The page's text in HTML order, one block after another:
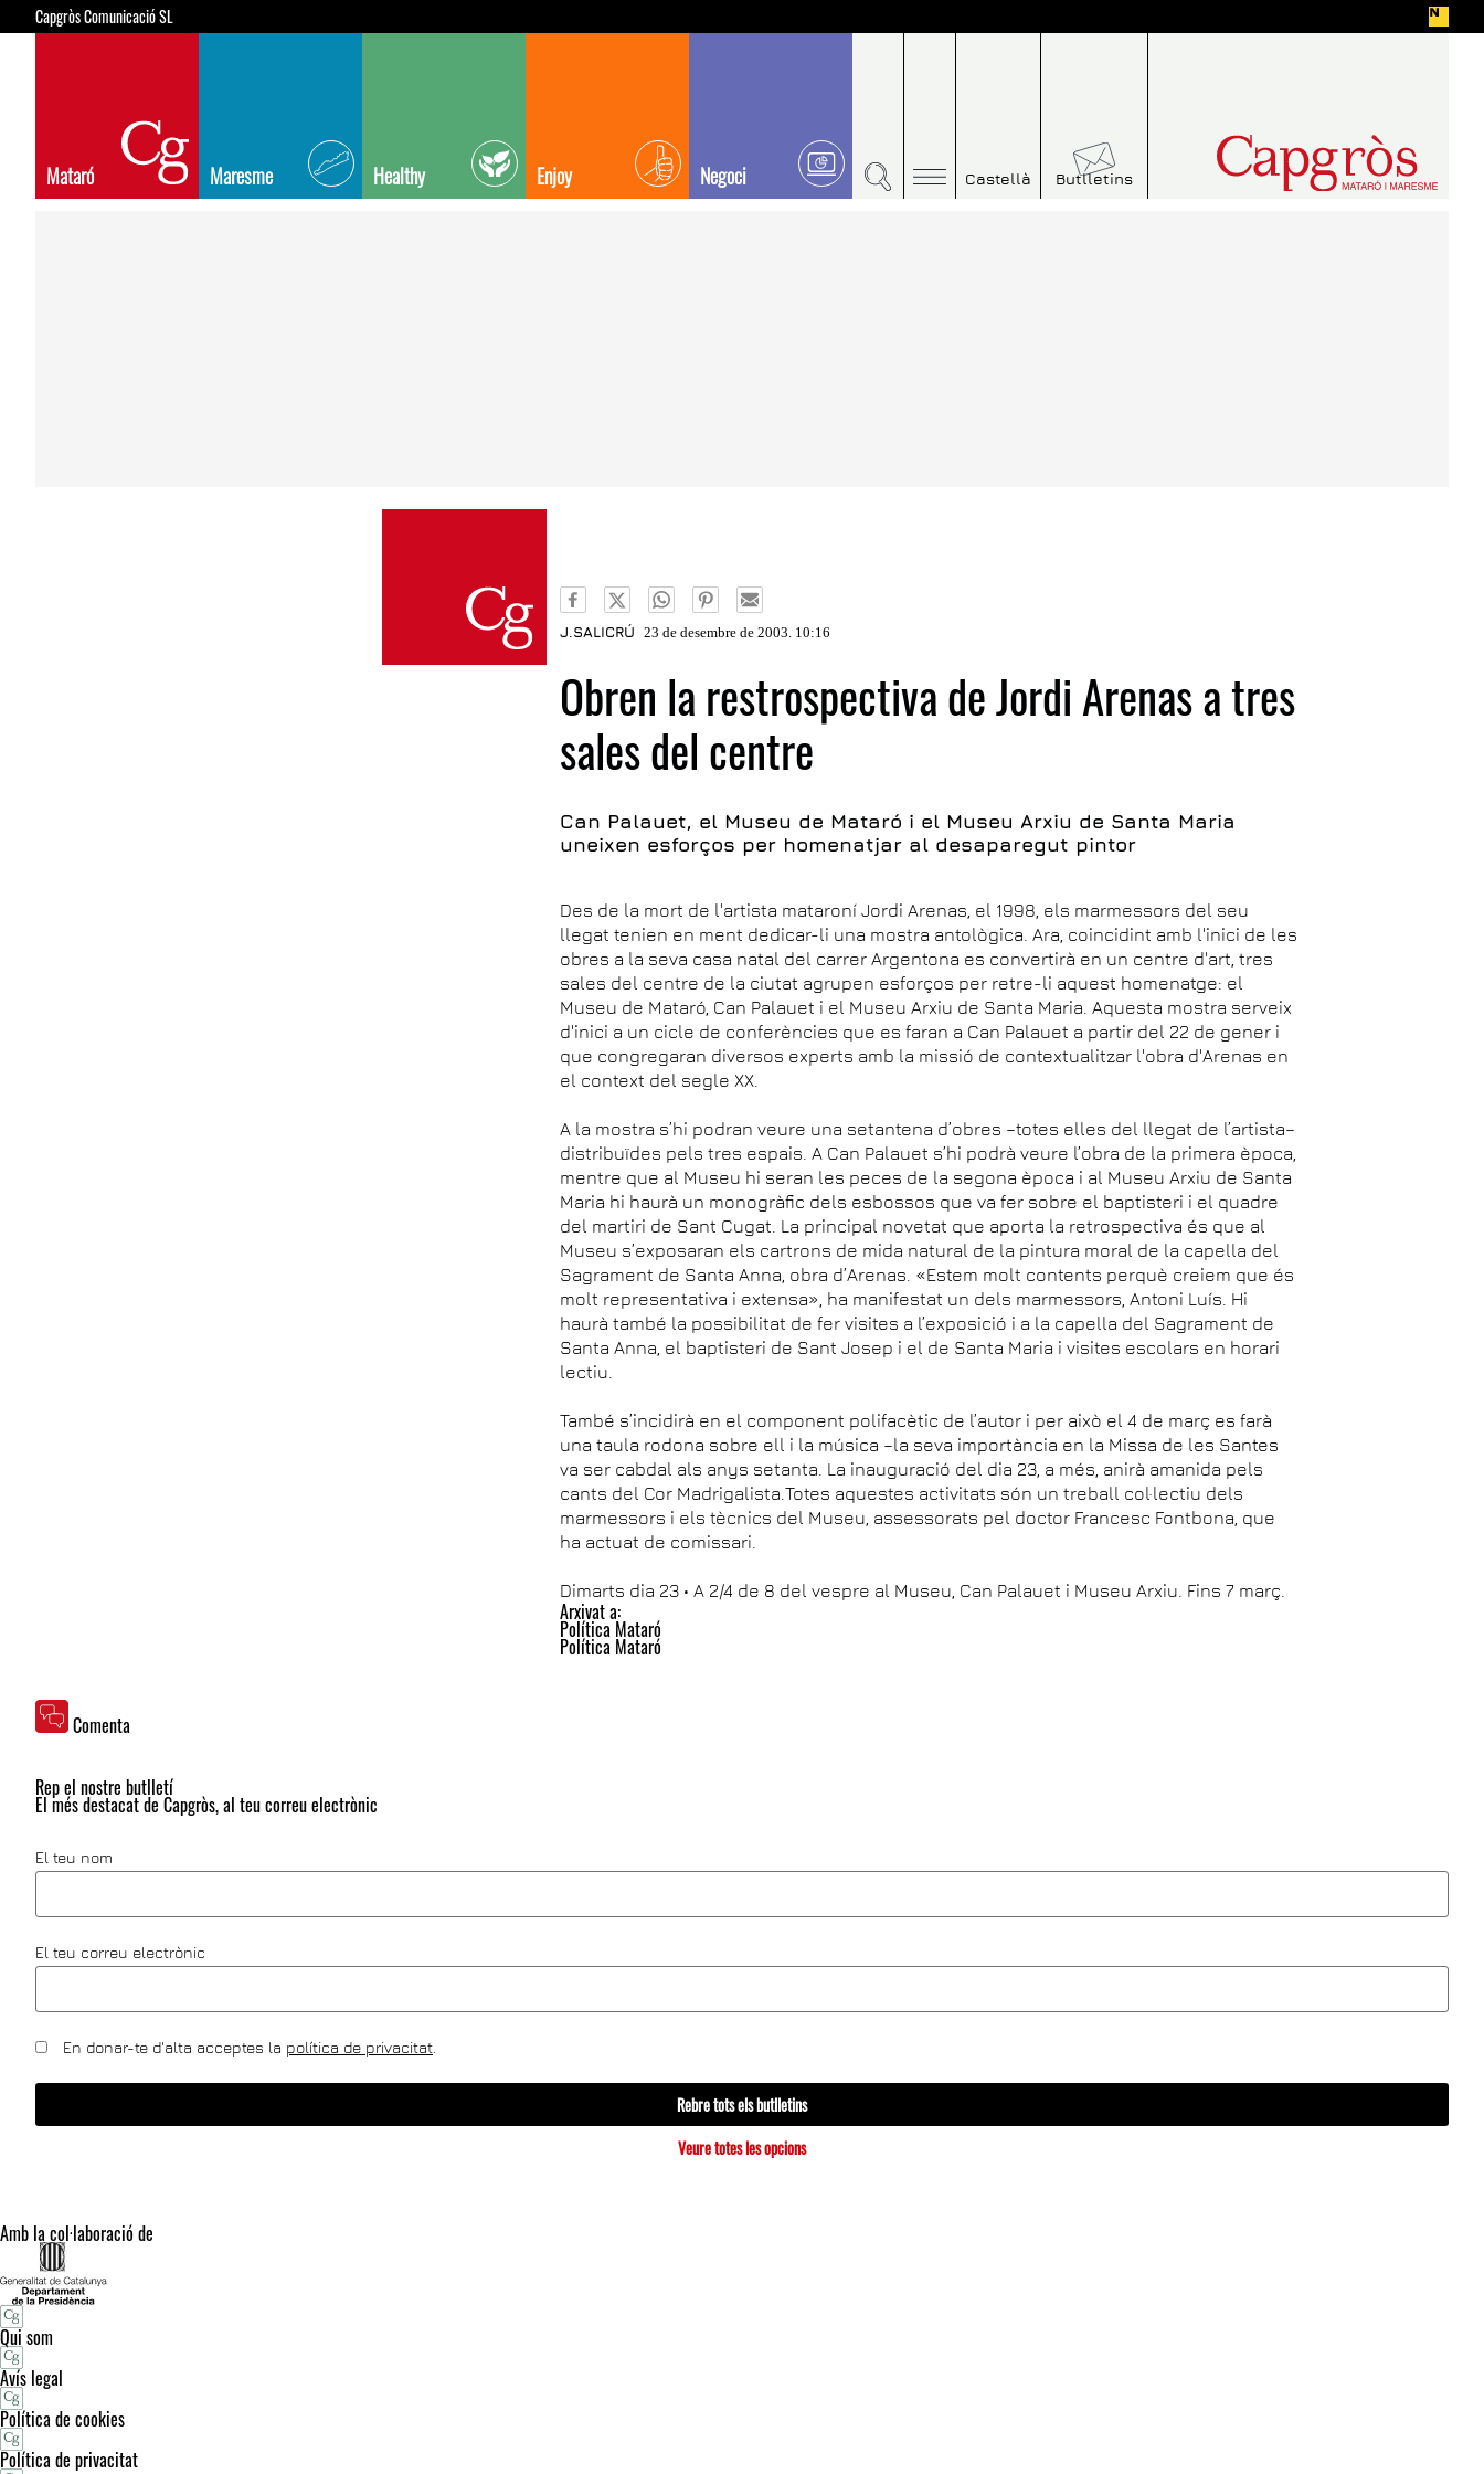
Capgròs Comunicació SL
Mataró Maresme Healthy Enjoy Negoci Castellà Butlletins
J.SALICRÚ 23 de desembre de 2003. 10:16
Obren la restrospectiva de Jordi Arenas a tres
sales del centre
Can Palauet, el Museu de Mataró i el Museu Arxiu de Santa Maria
uneixen esforços per homenatjar al desaparegut pintor
Des de la mort de l'artista mataroní Jordi Arenas, el 1998, els marmessors del seu
llegat tenien en ment dedicar-li una mostra antològica. Ara, coincidint amb l'inici de les
obres a la seva casa natal del carrer Argentona es convertirà en un centre d'art, tres
sales del centre de la ciutat agrupen esforços per retre-li aquest homenatge: el
Museu de Mataró, Can Palauet i el Museu Arxiu de Santa Maria. Aquesta mostra serveix
d'inici a un cicle de conferències que es faran a Can Palauet a partir del 22 de gener i
que congregaran diversos experts amb la missió de contextualitzar l'obra d'Arenas en
el context del segle XX.
A la mostra s’hi podran veure una setantena d’obres –totes elles del llegat de l’artista–
distribuïdes pels tres espais. A Can Palauet s’hi podrà veure l’obra de la primera època,
mentre que al Museu hi seran les peces de la segona època i al Museu Arxiu de Santa
Maria hi haurà un monogràfic dels esbossos que va fer sobre el baptisteri i el quadre
del martiri de Sant Cugat. La principal novetat que aporta la retrospectiva és que al
Museu s’exposaran els cartrons de mida natural de la pintura moral de la capella del
Sagrament de Santa Anna, obra d’Arenas. «Estem molt contents perquè creiem que és
molt representativa i extensa», ha manifestat un dels marmessors, Antoni Luís. Hi
haurà també la possibilitat de fer visites a l’exposició i a la capella del Sagrament de
Santa Anna, el baptisteri de Sant Josep i el de Santa Maria i visites escolars en horari
lectiu.
També s’incidirà en el component polifacètic de l’autor i per això el 4 de març es farà
una taula rodona sobre ell i la música –la seva importància en la Missa de les Santes
va ser cabdal als anys setanta. La inauguració del dia 23, a més, anirà amanida pels
cants del Cor Madrigalista.Totes aquestes activitats són un treball col·lectiu dels
marmessors i els tècnics del Museu, assessorats pel doctor Francesc Fontbona, que
ha actuat de comissari.
Dimarts dia 23 • A 2/4 de 8 del vespre al Museu, Can Palauet i Museu Arxiu. Fins 7 març.
Arxivat a:
Política Mataró
Política Mataró
Comenta
Rep el nostre butlletí
El més destacat de Capgròs, al teu correu electrònic
El teu nom
El teu correu electrònic
En donar-te d'alta acceptes la política de privacitat
Rebre tots els butlletins
Veure totes les opcions
Amb la col·laboració de
Qui som
Avís legal
Política de cookies
Política de privacitat